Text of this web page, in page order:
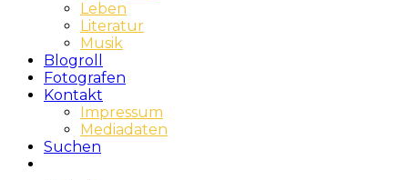
Leben
Literatur
Musik
Blogroll
Fotografen
Kontakt
Impressum
Mediadaten
Suchen